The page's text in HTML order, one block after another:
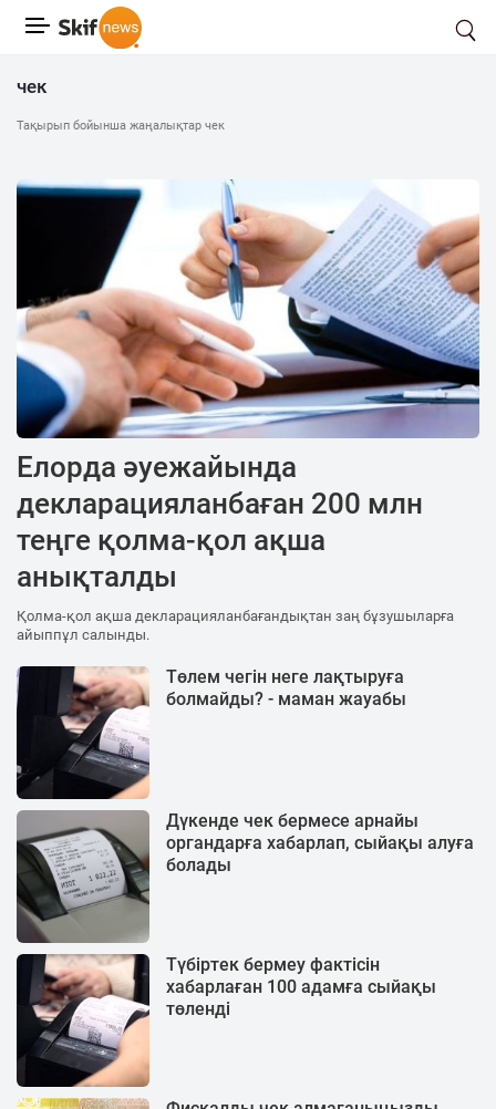
чек
Тақырып бойынша жаңалықтар чек
Елорда әуежайында
декларацияланбаған 200 млн
теңге қолма-қол ақша
анықталды
Қолма-қол ақша декларацияланбағандықтан заң бұзушыларға
айыппұл салынды.
Төлем чегін неге лақтыруға
болмайды? - маман жауабы
Дүкенде чек бермесе арнайы
органдарға хабарлап, сыйақы алуға
болады
Түбіртек бермеу фактісін
хабарлаған 100 адамға сыйақы
төленді